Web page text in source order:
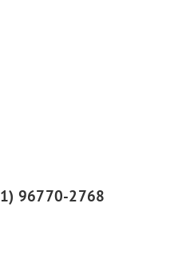
96770-2768